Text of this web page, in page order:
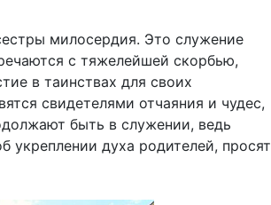
милосердия. Это служение
с тяжелейшей скорбью,
в таинствах для своих
свидетелями отчаяния и чудес,
быть в служении, ведь
духа родителей, просят